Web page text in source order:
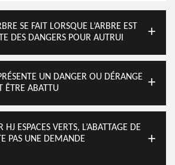
SE FAIT LORSQUE L’ARBRE EST
DES DANGERS POUR AUTRUI
UN DANGER OU DÉRANGE
ÊTRE ABATTU
HJ ESPACES VERTS, L’ABATTAGE DE
PAS UNE DEMANDE